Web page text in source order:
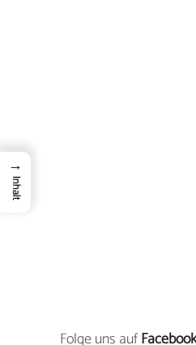
Folge uns aufFacebook
→
Inhalt